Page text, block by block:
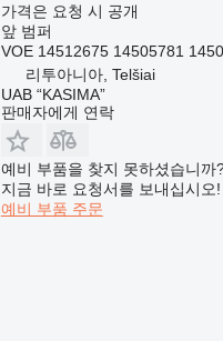
가격은 요청 시 공개
앞 범퍼
VOE 14512675 14505781
리투아니아, Telšiai
UAB “KASIMA”
판매자에게 연락
예비 부품을 찾지 못하셨습니까
지금 바로 요청서를 보내십시오!
예비 부품 주문